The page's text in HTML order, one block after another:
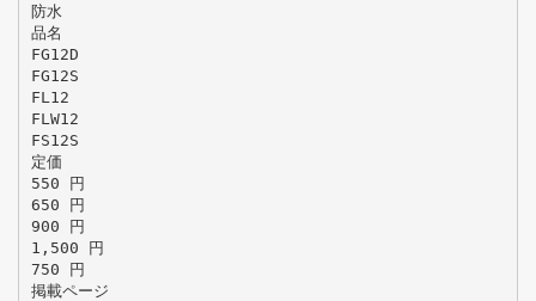
防水
品名
FG12D
FG12S
FL12
FLW12
FS12S
定価
550 円
650 円
900 円
1,500 円
750 円
掲載ページ